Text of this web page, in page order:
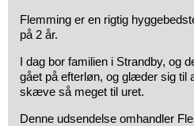
Flemming er en rigtig
på 2 år.
I dag bor familien i Strandby, og
gået på efterløn, og glæder sig til
skæve så meget til uret.
Denne udsendelse omhandler